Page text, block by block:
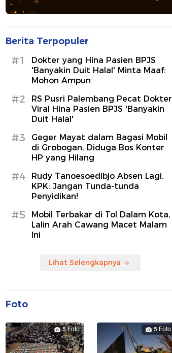
Berita Terpopuler
#1
Dokter yang Hina Pasien BPJS
'Banyakin Duit Halal' Minta Maaf:
Mohon Ampun
#2
RS Pusri Palembang Pecat Dokter
Viral Hina Pasien BPJS 'Banyakin
Duit Halal'
#3
Geger Mayat dalam Bagasi Mobil
di Grobogan, Diduga Bos Konter
HP yang Hilang
#4
Rudy Tanoesoedibjo Absen Lagi,
KPK: Jangan Tunda-tunda
Penyidikan!
#5
Mobil Terbakar di Tol Dalam Kota,
Lalin Arah Cawang Macet Malam
Ini
Lihat Selengkapnya
Foto
5 Foto 5 Foto